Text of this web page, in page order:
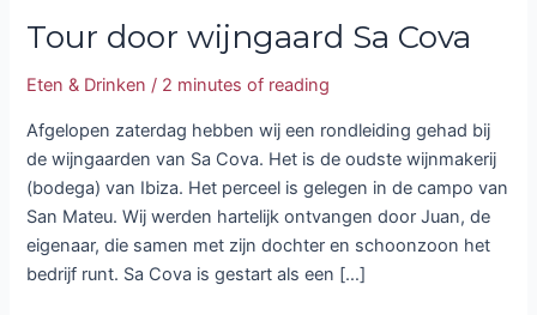
Tour door wijngaard Sa Cova
Eten & Drinken / 2 minutes of reading
Afgelopen zaterdag hebben wij een rondleiding gehad bij
de wijngaarden van Sa Cova. Het is de oudste wijnmakerij
(bodega) van Ibiza. Het perceel is gelegen in de campo van
San Mateu. Wij werden hartelijk ontvangen door Juan, de
eigenaar, die samen met zijn dochter en schoonzoon het
bedrijf runt. Sa Cova is gestart als een […]